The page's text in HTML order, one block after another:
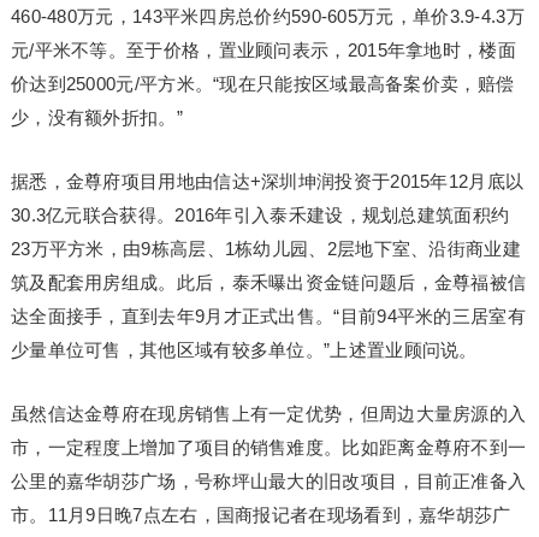
460-480万元，143平米四房总价约590-605万元，单价3.9-4.3万
元/平米不等。至于价格，置业顾问表示，2015年拿地时，楼面
价达到25000元/平方米。“现在只能按区域最高备案价卖，赔偿
少，没有额外折扣。”
据悉，金尊府项目用地由信达+深圳坤润投资于2015年12月底以
30.3亿元联合获得。2016年引入泰禾建设，规划总建筑面积约
23万平方米，由9栋高层、1栋幼儿园、2层地下室、沿街商业建
筑及配套用房组成。此后，泰禾曝出资金链问题后，金尊福被信
达全面接手，直到去年9月才正式出售。“目前94平米的三居室有
少量单位可售，其他区域有较多单位。”上述置业顾问说。
虽然信达金尊府在现房销售上有一定优势，但周边大量房源的入
市，一定程度上增加了项目的销售难度。比如距离金尊府不到一
公里的嘉华胡莎广场，号称坪山最大的旧改项目，目前正准备入
市。11月9日晚7点左右，国商报记者在现场看到，嘉华胡莎广